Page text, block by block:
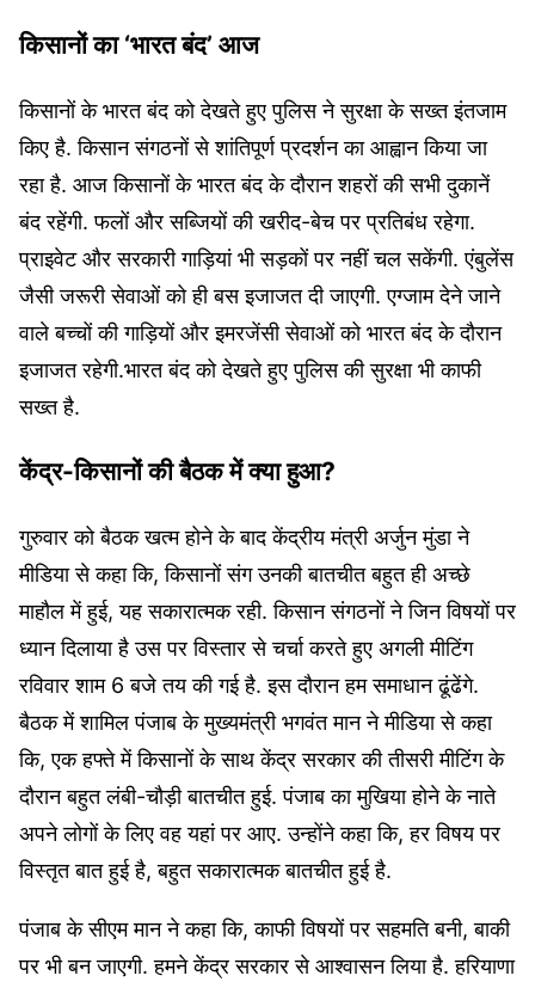
किसानों का ‘भारत बंद’ आज
किसानों के भारत बंद को देखते हुए पुलिस ने सुरक्षा के सख्त इंतजाम
किए है. किसान संगठनों से शांतिपूर्ण प्रदर्शन का आह्वान किया जा
रहा है. आज किसानों के भारत बंद के दौरान शहरों की सभी दुकानें
बंद रहेंगी. फलों और सब्जियों की खरीद-बेच पर प्रतिबंध रहेगा.
प्राइवेट और सरकारी गाड़ियां भी सड़कों पर नहीं चल सकेंगी. एंबुलेंस
जैसी जरूरी सेवाओं को ही बस इजाजत दी जाएगी. एग्जाम देने जाने
वाले बच्चों की गाड़ियों और इमरजेंसी सेवाओं को भारत बंद के दौरान
इजाजत रहेगी.भारत बंद को देखते हुए पुलिस की सुरक्षा भी काफी
सख्त है.
केंद्र-किसानों की बैठक में क्या हुआ?
गुरुवार को बैठक खत्म होने के बाद केंद्रीय मंत्री अर्जुन मुंडा ने
मीडिया से कहा कि, किसानों संग उनकी बातचीत बहुत ही अच्छे
माहौल में हुई, यह सकारात्मक रही. किसान संगठनों ने जिन विषयों पर
ध्यान दिलाया है उस पर विस्तार से चर्चा करते हुए अगली मीटिंग
रविवार शाम 6 बजे तय की गई है. इस दौरान हम समाधान ढूंढेंगे.
बैठक में शामिल पंजाब के मुख्यमंत्री भगवंत मान ने मीडिया से कहा
कि, एक हफ्ते में किसानों के साथ केंद्र सरकार की तीसरी मीटिंग के
दौरान बहुत लंबी-चौड़ी बातचीत हुई. पंजाब का मुखिया होने के नाते
अपने लोगों के लिए वह यहां पर आए. उन्होंने कहा कि, हर विषय पर
विस्तृत बात हुई है, बहुत सकारात्मक बातचीत हुई है.
पंजाब के सीएम मान ने कहा कि, काफी विषयों पर सहमति बनी, बाकी
पर भी बन जाएगी. हमने केंद्र सरकार से आश्वासन लिया है. हरियाणा